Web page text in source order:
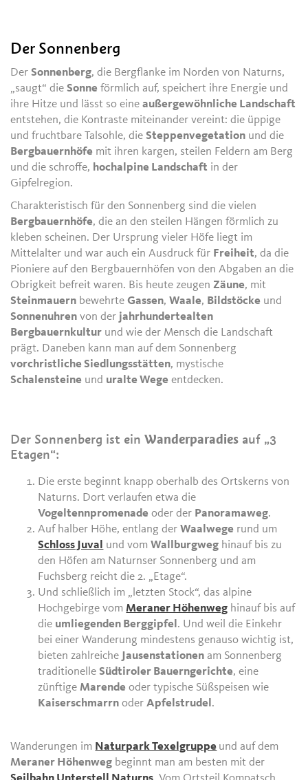
Der Sonnenberg
DerSonnenberg, die Bergflanke im Norden von Naturns,
„saugt“ dieSonne förmlich auf, speichert ihre Energie und
ihre Hitze und lässt so eineaußergewöhnliche Landschaft
entstehen, die Kontraste miteinander vereint: die üppige
und fruchtbare Talsohle, dieSteppenvegetation und die
Bergbauernhöfe mit ihren kargen, steilen Feldern am Berg
und die schroffe, hochalpine Landschaft in der
Gipfelregion.
Charakteristisch für den Sonnenberg sind die vielen
Bergbauernhöfe, die an den steilen Hängen förmlich zu
kleben scheinen. Der Ursprung vieler Höfe liegt im
Mittelalter und war auch ein Ausdruck für Freiheit, da die
Pioniere auf den Bergbauernhöfen von den Abgaben an die
Obrigkeit befreit waren. Bis heute zeugenZäune, mit
Steinmauern bewehrteGassen,Waale, Bildstöcke und
Sonnenuhren von der jahrhundertealten
Bergbauernkultur und wie der Mensch die Landschaft
prägt. Daneben kann man auf dem Sonnenberg
vorchristliche Siedlungsstätten, mystische
Schalensteine und uralte Wege entdecken.
Der Sonnenberg ist einWanderparadies auf „3
Etagen“:
Die erste beginnt knapp oberhalb des Ortskerns von
Naturns. Dort verlaufen etwa die
Vogeltennpromenade oder der Panoramaweg.
Auf halber Höhe, entlang derWaalwege rund um
Schloss Juval
und vomWallburgweg hinauf bis zu
den Höfen am Naturnser Sonnenberg und am
Fuchsberg reicht die 2. „Etage“.
Und schließlich im „letzten Stock“, das alpine
Hochgebirge vomMeraner Höhenweg hinauf bis auf
die umliegenden Berggipfel . Und weil die Einkehr
bei einer Wanderung mindestens genauso wichtig ist,
bieten zahlreiche Jausenstationen am Sonnenberg
traditionelleSüdtiroler Bauerngerichte, eine
zünftigeMarende oder typische Süßspeisen wie
Kaiserschmarrn oderApfelstrudel .
Wanderungen im Naturpark Texelgruppe und auf dem
Meraner Höhenweg beginnt man am besten mit der